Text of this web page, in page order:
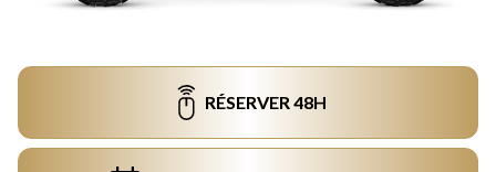
RÉSERVER 48H